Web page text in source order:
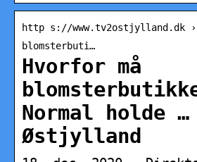
http s://www.tv2ostjylland.dk ›
blomsterbuti…
Hvorfor må
Normal holde …
Østjylland